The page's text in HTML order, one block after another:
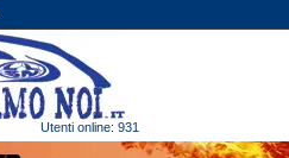
Utenti online: 931